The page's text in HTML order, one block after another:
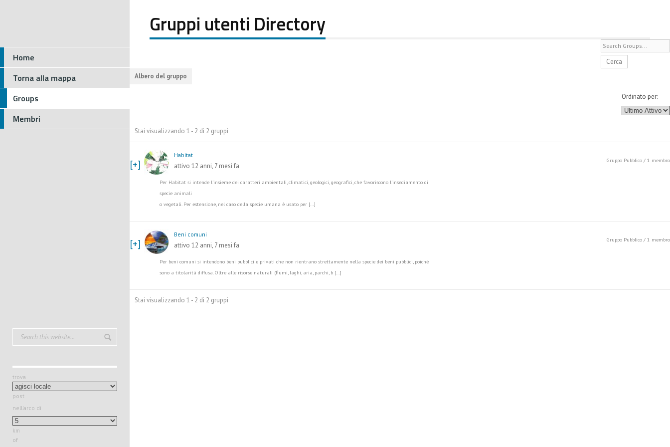
Home
Torna alla mappa
Groups
Membri
trova
post
nell'arco di
km
of
Gruppi utenti Directory
Albero del gruppo
Ordinato per:
Stai visualizzando 1 - 2 di 2 gruppi
[+]
Habitat
attivo 12 anni, 7 mesi fa
Per Habitat si intende l’insieme dei caratteri ambientali, climatici, geologici, geografici, che favoriscono l’insediamento di
specie animali
o vegetali. Per estensione, nel caso della specie umana è usato per […]
Gruppo Pubblico / 1 membro
[+]
Beni comuni
attivo 12 anni, 7 mesi fa
Per beni comuni si intendono beni pubblici e privati che non rientrano strettamente nella specie dei beni pubblici, poiché
sono a titolarità diffusa. Oltre alle risorse naturali (fiumi, laghi, aria, parchi, b […]
Gruppo Pubblico / 1 membro
Stai visualizzando 1 - 2 di 2 gruppi